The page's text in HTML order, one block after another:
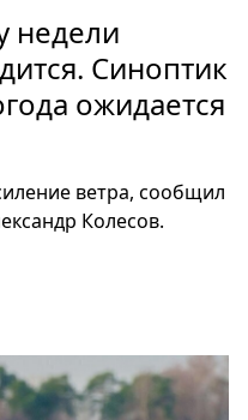
недели
Синоптик
ожидается
ветра, сообщил
Колесов.